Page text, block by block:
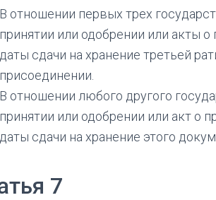
В отношении первых трех
принятии или одобрении или акты
даты сдачи на хранение третьей
присоединении.
В отношении любого другого
принятии или одобрении или акт о
даты сдачи на хранение этого
7